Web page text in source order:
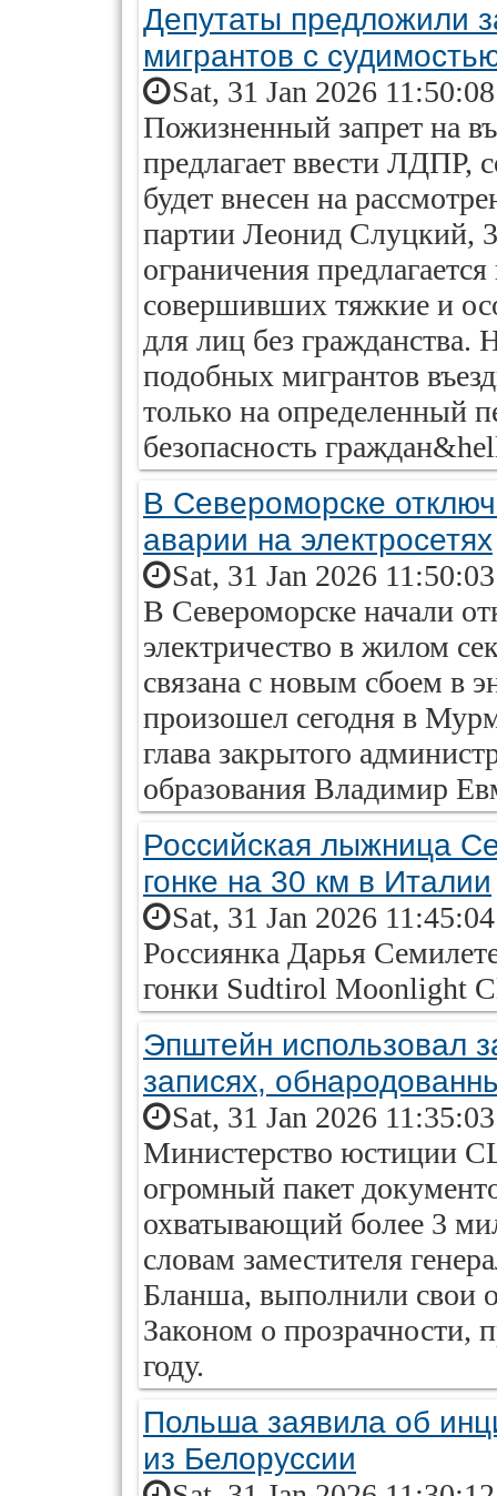
Депутаты предложили
мигрантов с
Sat, 31 Jan 2026
Пожизненный запрет на
предлагает ввести ЛДПР,
будет внесен на
партии Леонид Слуцкий,
ограничения
совершивших тяжкие и
для лиц без
подобных мигрантов
только на определенный
безопасность
В Североморске
аварии на электросетях
Sat, 31 Jan 2026
В Североморске начали
электричество в жилом
связана с новым сбоем в
произошел сегодня в
глава закрытого
образования Владимир
Российская лыжница
гонке на 30 км в Италии
Sat, 31 Jan 2026
Россиянка Дарья
гонки Sudtirol Moonlight
Эпштейн использовал
записях,
Sat, 31 Jan 2026
Министерство юстиции
огромный пакет
охватывающий более 3
словам заместителя
Бланша, выполнили свои
Законом о прозрачности,
году.
Польша заявила об
из Белоруссии